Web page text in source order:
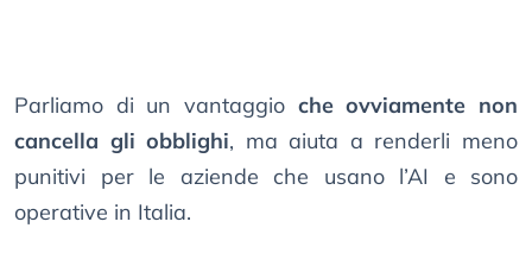
Parliamo di un vantaggio che ovviamente non
cancella gli obblighi, ma aiuta a renderli meno
punitivi per le aziende che usano l’AI e sono
operative in Italia.